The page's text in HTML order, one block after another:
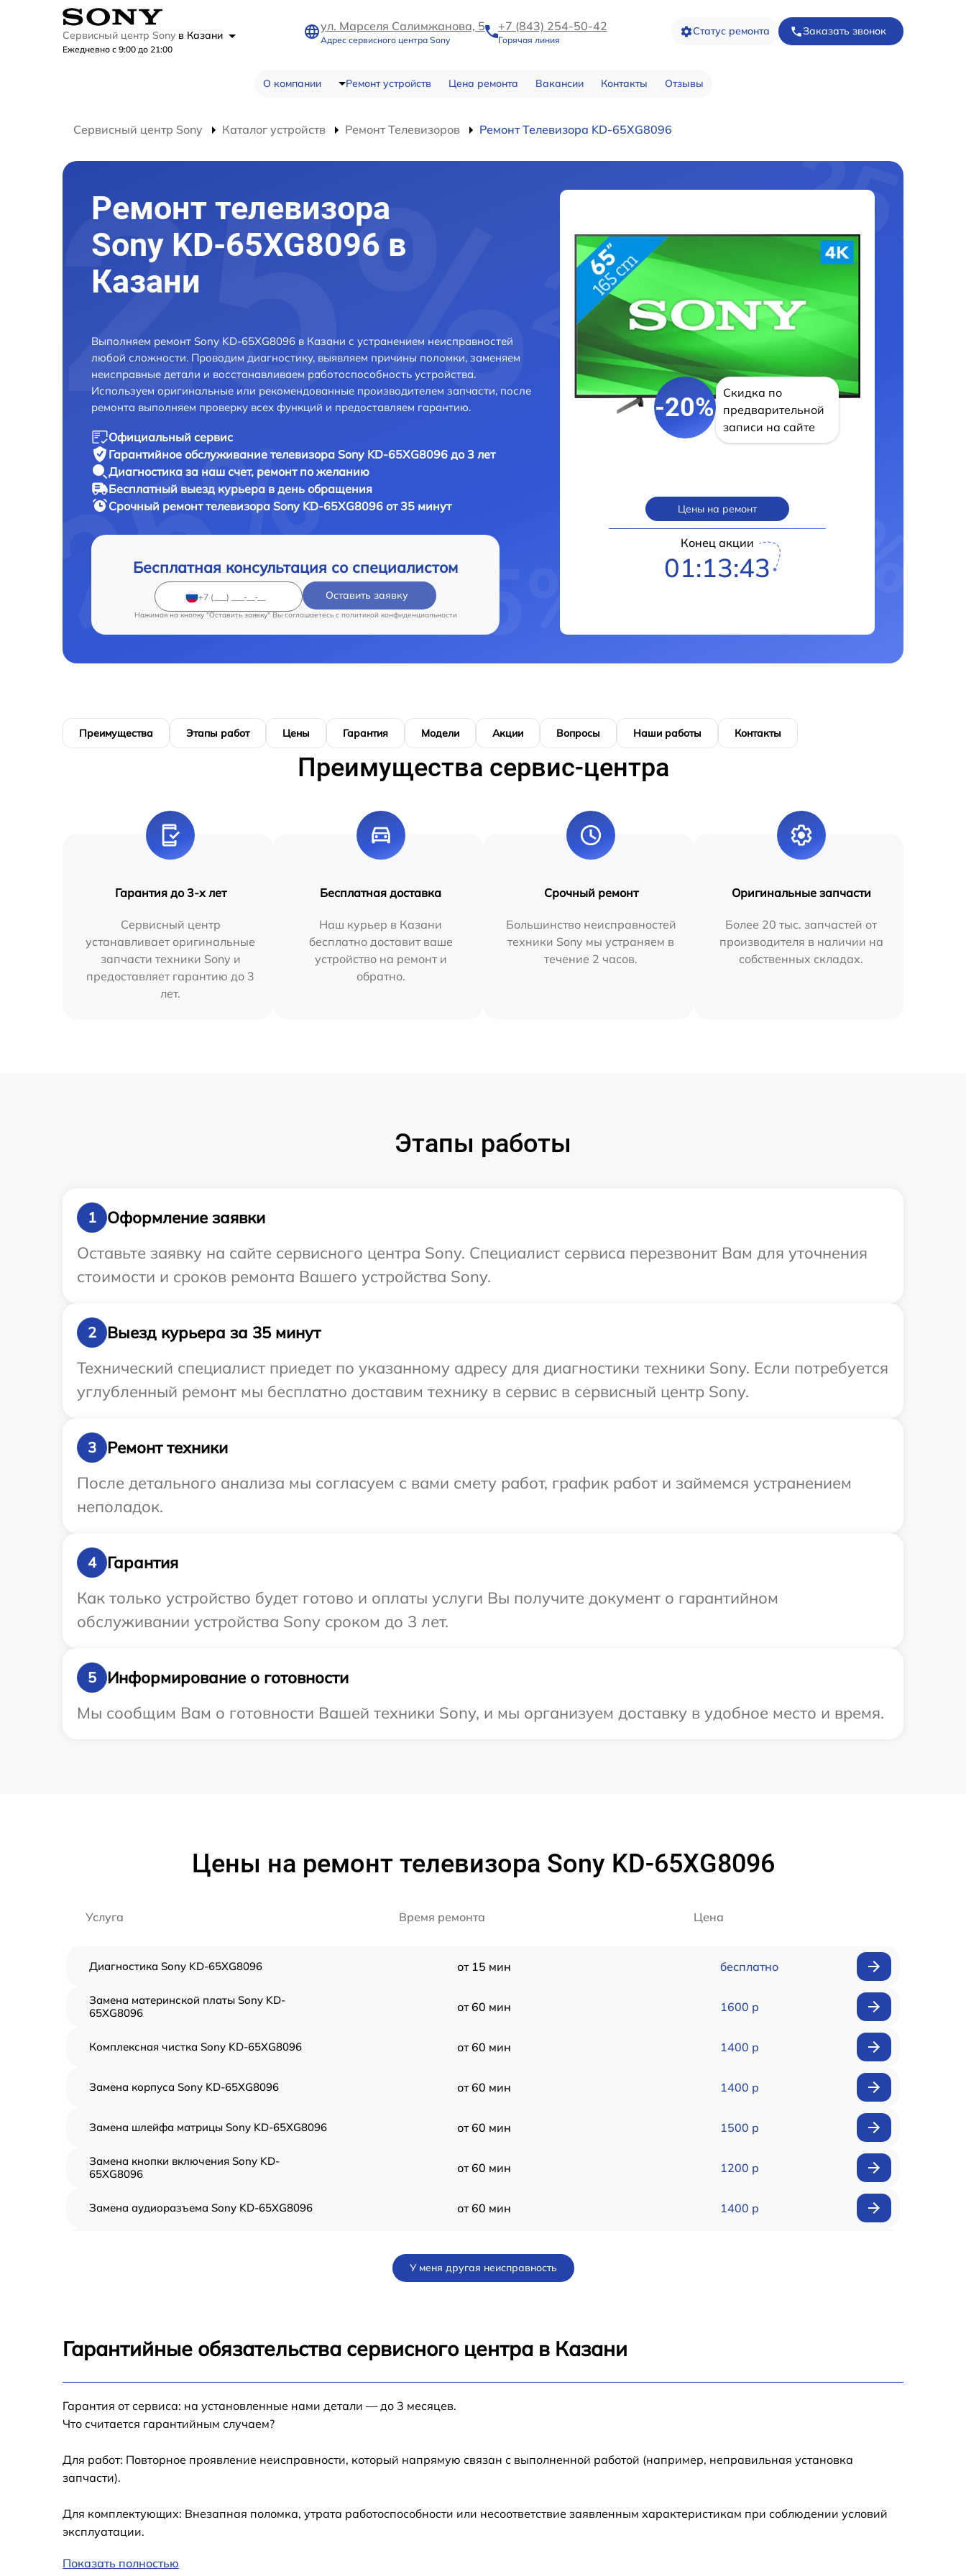
Сервисный центр Sony в Казани
Ежедневно с 9:00 до 21:00
ул. Марселя Салимжанова, 5
Адрес сервисного центра Sony
+7 (843) 254-50-42
Горячая линия
Статус ремонта Заказать звонок
О компании Ремонт устройств Цена ремонта Вакансии Контакты Отзывы
Сервисный центр Sony Каталог устройств Ремонт Телевизоров Ремонт Телевизора KD-65XG8096
Ремонт телевизора
Sony KD-65XG8096 в
Казани
Выполняем ремонт Sony KD-65XG8096 в Казани с устранением неисправностей
любой сложности. Проводим диагностику, выявляем причины поломки, заменяем
неисправные детали и восстанавливаем работоспособность устройства.
Используем оригинальные или рекомендованные производителем запчасти, после
ремонта выполняем проверку всех функций и предоставляем гарантию.
Официальный сервис
Гарантийное обслуживание телевизора Sony KD-65XG8096 до 3 лет
Диагностика за наш счет, ремонт по желанию
Бесплатный выезд курьера в день обращения
Срочный ремонттелевизора Sony KD-65XG8096 от 35 минут
Бесплатная консультация со специалистом
Оставить заявку
Нажимая на кнопку "Оставить заявку" Вы соглашаетесь c политикой конфиденциальности
-20%
Скидка по
предварительной
записи на сайте
Цены на ремонт
Конец акции
01:13:42
Преимущества Этапы работ Цены Гарантия Модели Акции Вопросы Наши работы Контакты
Преимущества сервис-центра
Гарантия до 3-х лет
Сервисный центр
устанавливает оригинальные
запчасти техники Sony и
предоставляет гарантию до 3
лет.
Бесплатная доставка
Наш курьер в Казани
бесплатно доставит ваше
устройство на ремонт и
обратно.
Срочный ремонт
Большинство неисправностей
техники Sony мы устраняем в
течение 2 часов.
Оригинальные запчасти
Более 20 тыс. запчастей от
производителя в наличии на
собственных складах.
Этапы работы
1
Оформление заявки
Оставьте заявку на сайте сервисного центра Sony. Специалист сервиса перезвонит Вам для уточнения
стоимости и сроков ремонта Вашего устройства Sony.
2
Выезд курьера за 35 минут
Технический специалист приедет по указанному адресу для диагностики техники Sony. Если потребуется
углубленный ремонт мы бесплатно доставим технику в сервис в сервисный центр Sony.
3
Ремонт техники
После детального анализа мы согласуем с вами смету работ, график работ и займемся устранением
неполадок.
4
Гарантия
Как только устройство будет готово и оплаты услуги Вы получите документ о гарантийном
обслуживании устройства Sony сроком до 3 лет.
5
Информирование о готовности
Мы сообщим Вам о готовности Вашей техники Sony, и мы организуем доставку в удобное место и время.
Цены на ремонт телевизора Sony KD-65XG8096
Услуга Время ремонта Цена
Диагностика Sony KD-65XG8096 от 15 мин бесплатно
Замена материнской платы Sony KD-
65XG8096
от 60 мин 1600 р
Комплексная чистка Sony KD-65XG8096 от 60 мин 1400 р
Замена корпуса Sony KD-65XG8096 от 60 мин 1400 р
Замена шлейфа матрицы Sony KD-65XG8096 от 60 мин 1500 р
Замена кнопки включения Sony KD-
65XG8096
от 60 мин 1200 р
Замена аудиоразъема Sony KD-65XG8096 от 60 мин 1400 р
Прошивка блока управления Sony KD-
65XG8096
Ремонт блока управления Sony KD-
65XG8096
Замена блока питания Sony KD-65XG8096
У меня другая неисправность
Гарантийные обязательства сервисного центра в Казани
Гарантия от сервиса: на установленные нами детали — до 3 месяцев.
Что считается гарантийным случаем?
Для работ: Повторное проявление неисправности, который напрямую связан с выполненной работой (например, неправильная установка
запчасти).
Для комплектующих: Внезапная поломка, утрата работоспособности или несоответствие заявленным характеристикам при соблюдении условий
эксплуатации.
Показать полностью